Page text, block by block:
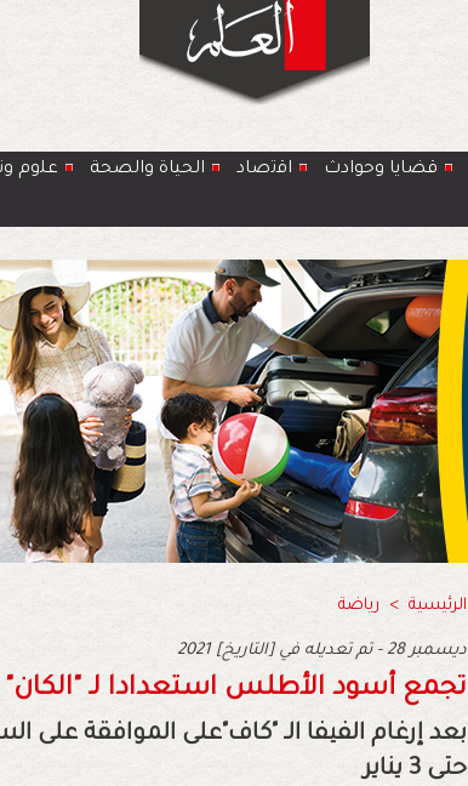
قضايا وحوادث اﻗﺗﺻﺎد الحياة والصحة ﻋﻠوم
الرئيسية > رياضة
2021 ديسمبر 28 - تم تعديله في [التاريخ]
تجمع أسود الأطلس استعدادا لـ
بعد إرغام الفيفا الـ "كاف"على الموافقة على
حتى 3 يناير